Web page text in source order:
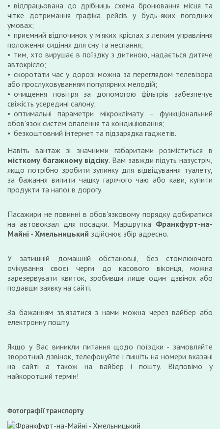
відпрацьована до дрібниць схема бронювання місця та
чітке дотримання графіка рейсів у будь-яких погодних
умовах;
приємний відпочинок у м'яких кріслах з легким управління
положення сидіння для сну та неспання;
тим, хто вирушає в поїздку з дитиною, надається дитяче
автокрісло;
скоротати час у дорозі можна за переглядом телевізора
або прослуховуванням популярних мелодій;
очищення повітря за допомогою фільтрів забезпечує
свіжість усередині салону;
оптимальні параметри мікроклімату – функціональний
обов'язок систем опалення та кондиціювання;
безкоштовний інтернет та підзарядка гаджетів.
Навіть вантаж зі значними габаритами розміститься в
місткому багажному відсіку. Вам завжди підуть назустріч,
якщо потрібно зробити зупинку для відвідування туалету,
за бажання випити чашку гарячого чаю або кави, купити
продукти та напої в дорогу.
Пасажири не повинні в обов'язковому порядку добиратися
на автовокзал для посадки. Маршрутка Франкфурт-на-
Майні - Хмельницький здійснює збір адресно.
У затишній домашній обстановці, без стомлюючого
очікування своєї черги до касового віконця, можна
зарезервувати квиток, зробивши лише один дзвінок або
подавши заявку на сайті.
За бажанням зв'язатися з нами можна через вайбер або
електронну пошту.
Якщо у Вас виникли питання щодо поїздки - замовляйте
зворотний дзвінок, телефонуйте і пишіть на номери вказані
на сайті а також на вайбер і пошту. Відповімо у
найкоротший термін!
Фотографії транспорту